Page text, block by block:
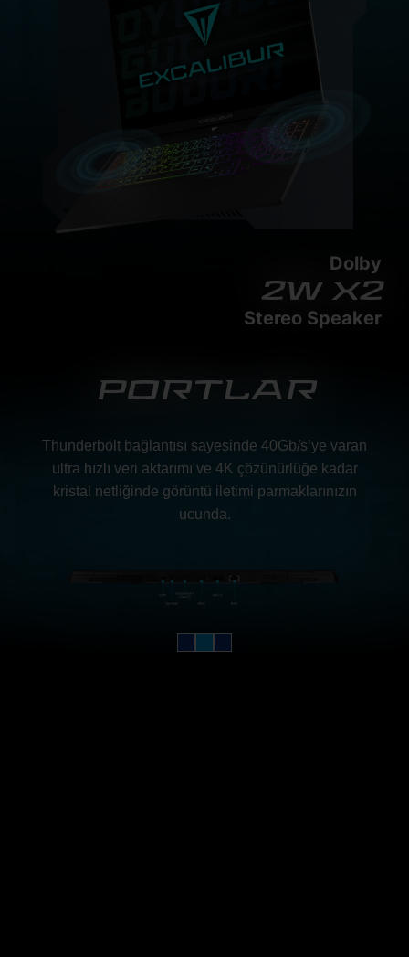
Dolby
2w x2
Stereo Speaker
PORTLAR
Thunderbolt bağlantısı sayesinde 40Gb/s’ye varan
ultra hızlı veri aktarımı ve 4K çözünürlüğe kadar
kristal netliğinde görüntü iletimi parmaklarınızın
ucunda.